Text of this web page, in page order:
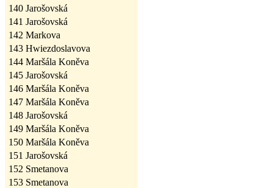
140 Jarošovská
141 Jarošovská
142 Markova
143 Hwiezdoslavova
144 Maršála Koněva
145 Jarošovská
146 Maršála Koněva
147 Maršála Koněva
148 Jarošovská
149 Maršála Koněva
150 Maršála Koněva
151 Jarošovská
152 Smetanova
153 Smetanova